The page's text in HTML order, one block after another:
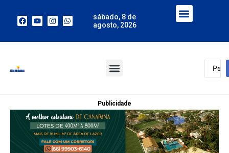
sábado, 8 de
agosto, 2026
Publicidade